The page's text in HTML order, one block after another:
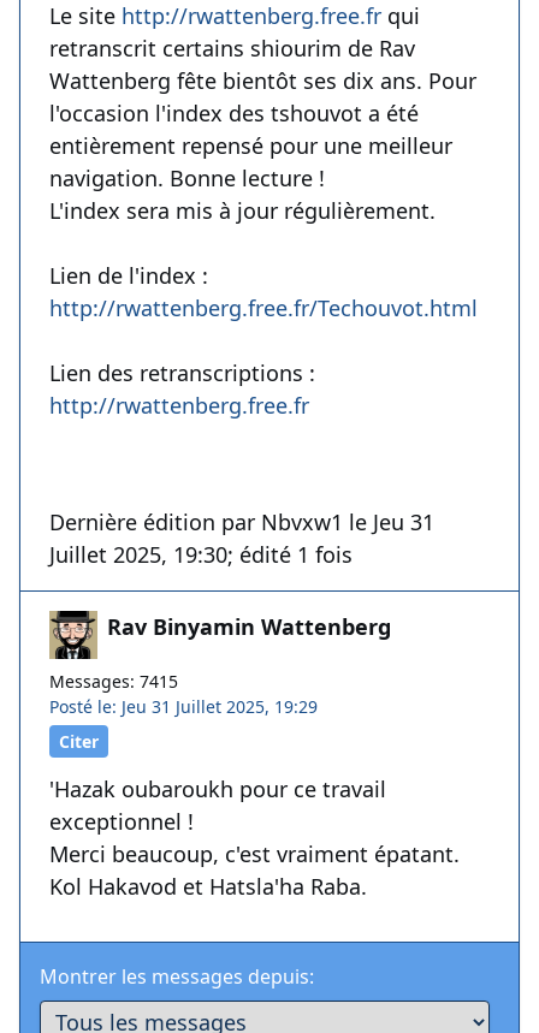
Le site http://rwattenberg.free.fr qui
retranscrit certains shiourim de Rav
Wattenberg fête bientôt ses dix ans. Pour
l'occasion l'index des tshouvot a été
entièrement repensé pour une meilleur
navigation. Bonne lecture !
L'index sera mis à jour régulièrement.
Lien de l'index :
http://rwattenberg.free.fr/Techouvot.html
Lien des retranscriptions :
http://rwattenberg.free.fr
Dernière édition par Nbvxw1 le Jeu 31
Juillet 2025, 19:30; édité 1 fois
Rav Binyamin Wattenberg
Messages: 7415
Posté le: Jeu 31 Juillet 2025, 19:29
Citer
'Hazak oubaroukh pour ce travail
exceptionnel !
Merci beaucoup, c'est vraiment épatant.
Kol Hakavod et Hatsla'ha Raba.
Montrer les messages depuis: